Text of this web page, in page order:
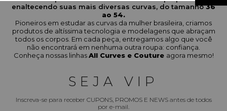
enaltecendo suas mais diversas curvas, do tamanho36
ao 54.
Pioneiros em estudar as curvas da mulher brasileira, criamos
produtos de altíssima tecnologia e modelagens que abraçam
todos os corpos. Em cada peça, entregamos algo que você
não encontrará em nenhuma outra roupa: confiança.
Conheça nossas linhasAll Curves e Couture agora mesmo!
SEJA VIP
Inscreva-se para receber CUPONS, PROMOS E NEWS antes de todos
por e-mail.